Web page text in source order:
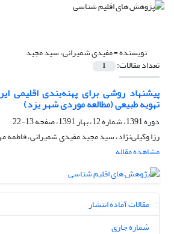
نویسنده =مفیدی شمیرانی، سید مجید
تعداد مقالات: 1
پیشنهاد روشی برای پهنه‌بندی اقلیمی
تهویه طبیعی (مطالعه موردی شهر یزد)
دوره 1391، شماره 12، بهار 1391، صفحه
13-22
رزا وکیلی‌نژاد، سید مجید مفیدی شمیرانی، فاطمه
مشاهده مقاله
مقالات آماده انتشار
شماره جاری